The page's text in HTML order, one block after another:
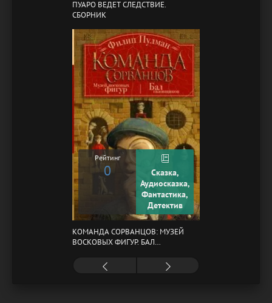
ПУАРО ВЕДЕТ СЛЕДСТВИЕ.
СБОРНИК
Рейтинг
0
Сказка,
Аудиосказка,
Фантастика,
Детектив
КОМАНДА СОРВАНЦОВ: МУЗЕЙ
ВОСКОВЫХ ФИГУР. БАЛ